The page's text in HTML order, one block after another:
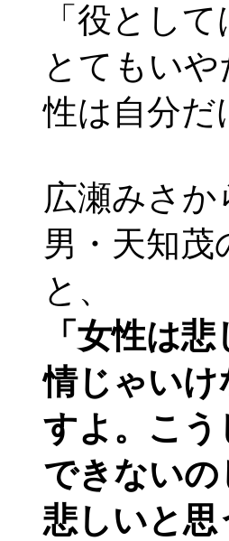
「役とし
とてもい
性は自分
広瀬みさ
男・天知
と、
「女性は
情じゃい
すよ。こ
できない
悲しいと思